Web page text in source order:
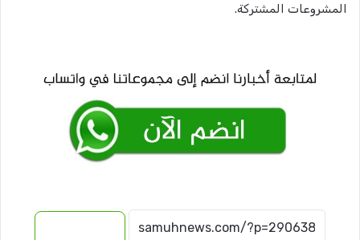
المشروعات المشتركة.